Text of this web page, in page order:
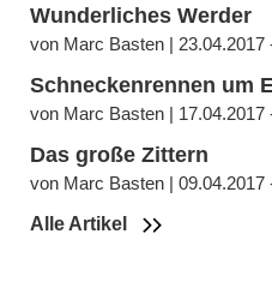
Wunderliches Werder
von Marc Basten | 23.04.2017
Schneckenrennen um
von Marc Basten | 17.04.2017
Das große Zittern
von Marc Basten | 09.04.2017
Alle Artikel